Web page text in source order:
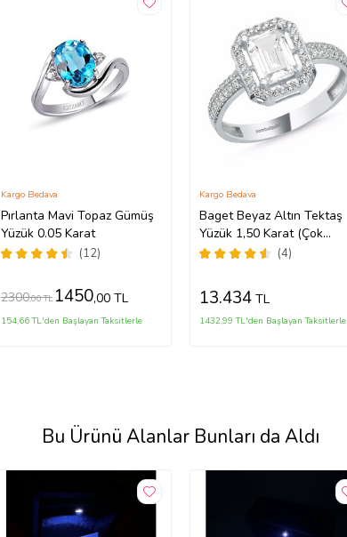
Pırlanta Mavi Topaz Gümüş
Yüzük 0.05 Karat
(12)
Kargo Bedava
2300,00 TL 1450,00 TL
154,66 TL'den Başlayan Taksitlerle
Baget Beyaz Altın Tektaş
Yüzük 1,50 Karat (Çok
Renkli)
(4)
Kargo Bedava
13.434 TL
1432,99 TL'den Başlayan Taksitlerle
Bu Ürünü Alanlar Bunları da Aldı